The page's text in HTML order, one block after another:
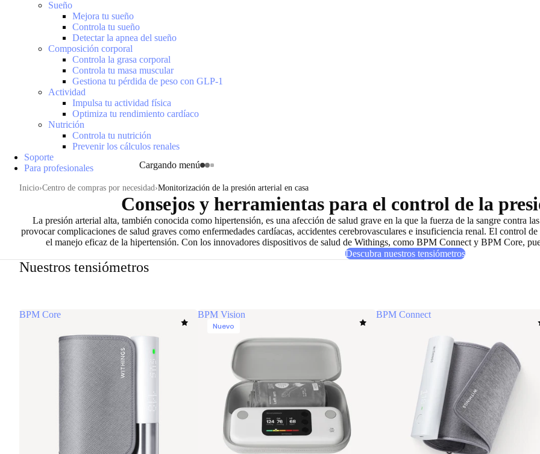
Cargando menú
Sueño
Mejora tu sueño
Controla tu sueño
Detectar la apnea del sueño
Composición corporal
Controla la grasa corporal
Controla tu masa muscular
Gestiona tu pérdida de peso con GLP-1
Actividad
Impulsa tu actividad física
Optimiza tu rendimiento cardíaco
Nutrición
Controla tu nutrición
Prevenir los cálculos renales
Soporte
Para profesionales
Inicio Centro de compras por necesidad Monitorización de la presión arterial en casa
Consejos y herramientas para el control de la
La presión arterial alta, también conocida como hipertensión, es una afección de salud grave en la que la fuerza de la sangre contra
provocar complicaciones de salud graves como enfermedades cardíacas, accidentes cerebrovasculares e insuficiencia renal. El control
el manejo eficaz de la hipertensión. Con los innovadores dispositivos de salud de Withings, como BPM Connect y BPM Core,
Descubra nuestros tensiómetros
Nuestros tensiómetros
BPM Core BPM Vision
Nuevo
BPM Connect